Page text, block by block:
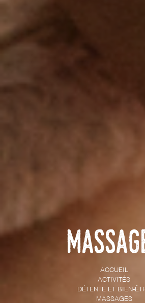
ACCUEIL
ACTIVITÉS
DÉTENTE ET BIEN-
MASSAGES